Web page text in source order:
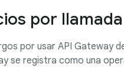
por llamada
por usar API Gateway
se registra como una